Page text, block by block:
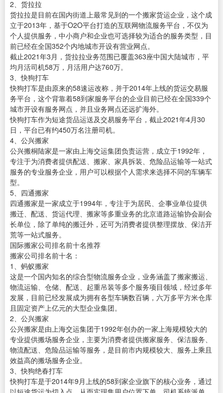
2、货拉拉
货拉拉是目前在国内街道上最常见到的一个搬家货运企业，这个成
立于2013年，基于O2O平台打造的互联网物流服务平台，不仅为
个人提供服务，中小商户和企业也可选择较为适合的服务类型，目
前已经在全国352个内地城市开设有营业网点。
截止2021年3月，货拉拉业务范围已覆盖363座中国大陆城市，平
均月活司机58万，月活用户达760万。
3、快狗打车
快狗打车是由原来的58速运改称，并于2014年上线的货运交易服
务平台，这个背靠着58到家服务平台的企业目前已经在全国339个
城市开设有服务网点，并且业务网点还远扩海外。
快狗打车作为短途货品运送及交易服务平台，截止2021年4月30
日，平台已有约450万名注册司机。
4、公兴搬家
公兴搬桐陆家是一家由上海交运集团负责运营，成立于1992年，
专注于为消费者提供配送、搬家、家具拆装、危险品运输等一站式
服务的专业服务企业，用户可以根据个人需求来选择不同的车辆车
型。
5、四通搬家
四通搬家是一家成立于1994年，专注于为居民、企事业单位提供
搬迁、配送、货运代理、搬家等多重业务的北京道路运输协会副会
长单位，除了单纯的搬迁外，还可为消费者提供整理摆放、保洁开
荒等一站式服务。
国际搬家公司排名前十名推荐
搬家公司排名前十名：
1、蚂蚁搬家
这是一个国内知名的综合型物流服务企业，业务涵盖了搬家搬运、
物流运输、仓储、配送、起重吊装等多个服务项目领域，经过多年
发展，目前已经发展成为拥有各型车辆数百辆，六万多平方米仓库
且固定资产上亿元的大型企业集团。
2、公兴搬家
公兴搬家是由上海交运集团于1992年创办的一家上海规模较大的
专业提供搬场服务企业，主要为消费者提供搬家服务、保洁服务、
物流配送、危险品运输等服务，是目前市内规模较大、服务上乘且
效益高的搬场服务企业。
3、快狗绝春打车
快狗打车是于2014年9月上线的58到家企业旗下的核心业务，通过